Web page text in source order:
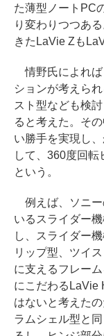
た薄型ノートPC
り変わりつつあ
きたLaVie Zも
情野氏によれば
ションが考えら
スト型なども検
ると考えた。そ
い勝手を実現し
して、360度回転
という。
例えば、ソニー
いるスライダー
し、スライダー
リップ型、ツイ
に支えるフレー
にこだわるLaVie
はないと考えた
ラムシェル型と